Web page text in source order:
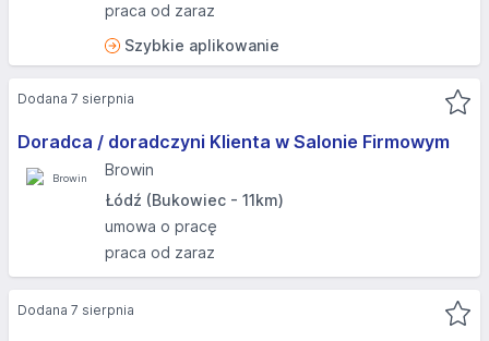
praca od zaraz
Szybkie aplikowanie
Doradca / doradczyni Klienta w Salonie Firmowym
Browin
Łódź (Bukowiec - 11km)
umowa o pracę
praca od zaraz
Dodana 7 sierpnia
Dodana 7 sierpnia